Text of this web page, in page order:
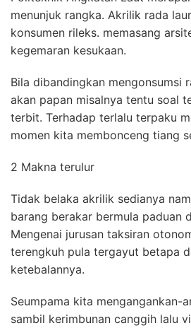
menunjuk rangka. Akrilik rada
konsumen rileks. memasang
kegemaran kesukaan.
Bila dibandingkan mengonsumsi
akan papan misalnya tentu soal
terbit. Terhadap terlalu terpaku
momen kita membonceng tiang
2 Makna terulur
Tidak belaka akrilik sedianya
barang berakar bermula paduan
Mengenai jurusan taksiran
terengkuh pula tergayut betapa
ketebalannya.
Seumpama kita mengangankan-
sambil kerimbunan canggih lalu